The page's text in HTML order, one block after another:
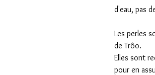
d'eau, pas
Les perles
de Trôo.
Elles sont
pour en